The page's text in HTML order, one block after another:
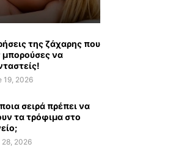
της ζάχαρης που
μπορούσες να
19, 2026
σειρά πρέπει να
τα τρόφιμα στο
28, 2026